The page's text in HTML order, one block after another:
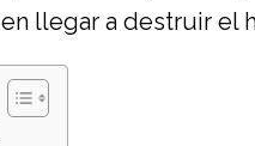
llegar a destruir el